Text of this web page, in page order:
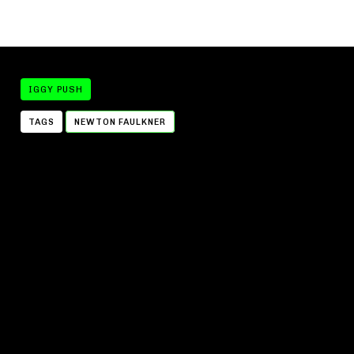
IGGY PUSH
TAGS NEWTON FAULKNER